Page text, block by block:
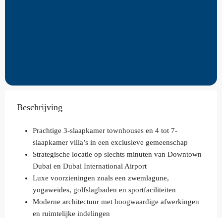
Beschrijving
Prachtige 3-slaapkamer townhouses en 4 tot 7-
slaapkamer villa’s in een exclusieve gemeenschap
Strategische locatie op slechts minuten van Downtown
Dubai en Dubai International Airport
Luxe voorzieningen zoals een zwemlagune,
yogaweides, golfslagbaden en sportfaciliteiten
Moderne architectuur met hoogwaardige afwerkingen
en ruimtelijke indelingen